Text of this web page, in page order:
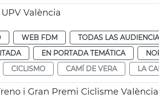
València
WEB FDM TODAS LAS
EN PORTADA TEMÁTICA
CICLISMO CAMÍ DE VERA LA
i Gran Premi Ciclisme València